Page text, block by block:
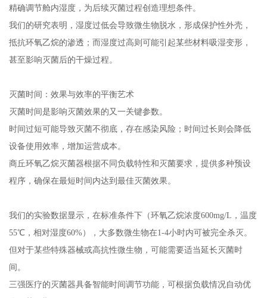
精确调节舱内湿度，为后续灭菌过程创造理想条件。
我们的研究表明，湿度过低会导致微生物脱水，形成保护性外壳，
抵抗环氧乙烷的渗透；而湿度过高则可能引起某些材料吸湿变形，
甚至影响灭菌后的干燥过程。
灭菌时间：效果与效率的平衡艺术
灭菌时间是影响灭菌效果的又一关键参数。
时间过短可能导致灭菌不彻底，存在感染风险；时间过长则会降低
设备使用效率，增加运营成本。
商丘环氧乙烷灭菌器根据不同负载特性和灭菌要求，提供多种预设
程序，确保在最短时间内达到最佳灭菌效果。
我们的实验数据显示，在标准条件下（环氧乙烷浓度600mg/L，温度
55℃，相对湿度60%），大多数微生物在1-4小时内可被完全杀灭。
但对于某些特殊器械或高抗性微生物，可能需要适当延长灭菌时
间。
三强医疗的灭菌器具备智能时间调节功能，可根据负载情况自动优